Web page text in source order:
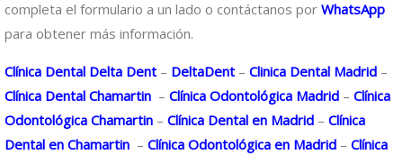
completa el formulario a un lado o contáctanos por WhatsApp
para obtener más información.
Clínica Dental Delta Dent – DeltaDent – Clinica Dental Madrid –
Clínica Dental Chamartin – Clínica Odontológica Madrid – Clínica
Odontológica Chamartin – Clínica Dental en Madrid – Clínica
Dental en Chamartin – Clínica Odontológica en Madrid – Clínica